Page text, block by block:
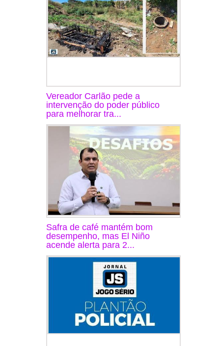
Vereador Carlão pede a
intervenção do poder público
para melhorar tra...
Safra de café mantém bom
desempenho, mas El Niño
acende alerta para 2...